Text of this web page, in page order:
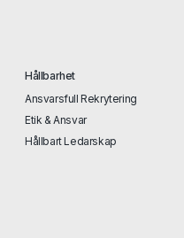
Hållbarhet
Ansvarsfull Rekrytering
Etik & Ansvar
Hållbart Ledarskap